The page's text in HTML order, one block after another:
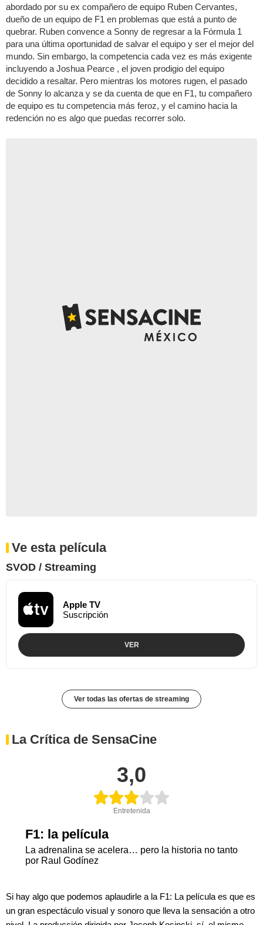
abordado por su ex compañero de equipo Ruben Cervantes,
dueño de un equipo de F1 en problemas que está a punto de
quebrar. Ruben convence a Sonny de regresar a la Fórmula 1
para una última oportunidad de salvar el equipo y ser el mejor del
mundo. Sin embargo, la competencia cada vez es más exigente
incluyendo a Joshua Pearce , el joven prodigio del equipo
decidido a resaltar. Pero mientras los motores rugen, el pasado
de Sonny lo alcanza y se da cuenta de que en F1, tu compañero
de equipo es tu competencia más feroz, y el camino hacia la
redención no es algo que puedas recorrer solo.
Ve esta película
SVOD / Streaming
Apple TV
Suscripción
VER
Ver todas las ofertas de streaming
La Crítica de SensaCine
3,0
Entretenida
F1: la película
La adrenalina se acelera… pero la historia no tanto
por Raul Godínez
Si hay algo que podemos aplaudirle a la F1: La película es que es
un gran espectáculo visual y sonoro que lleva la sensación a otro